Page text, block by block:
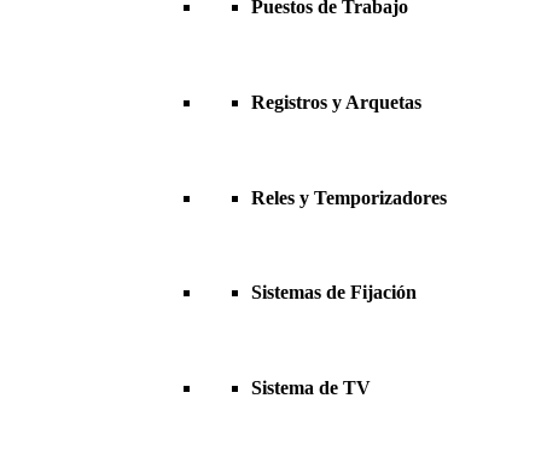
Puestos de Trabajo
Registros y Arquetas
Reles y Temporizadores
Sistemas de Fijación
Sistema de TV